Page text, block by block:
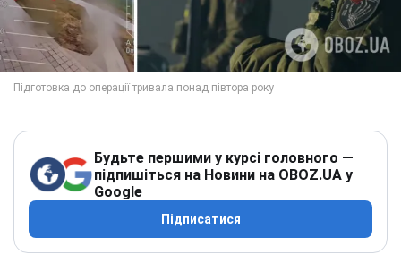
Будьте першими у курсі головного —
підпишіться на Новини на OBOZ.UA у
Google
Підписатися